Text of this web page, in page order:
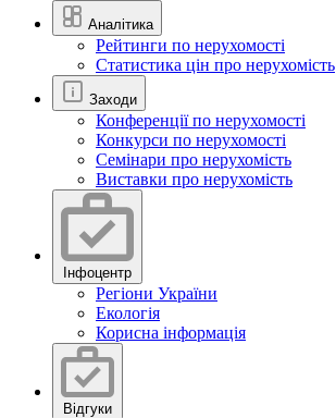
Аналітика
Рейтинги по нерухомості
Статистика цін про нерухомість
Заходи
Конференції по нерухомості
Конкурси по нерухомості
Семінари про нерухомість
Виставки про нерухомість
Інфоцентр
Регіони України
Екологія
Корисна інформація
Відгуки